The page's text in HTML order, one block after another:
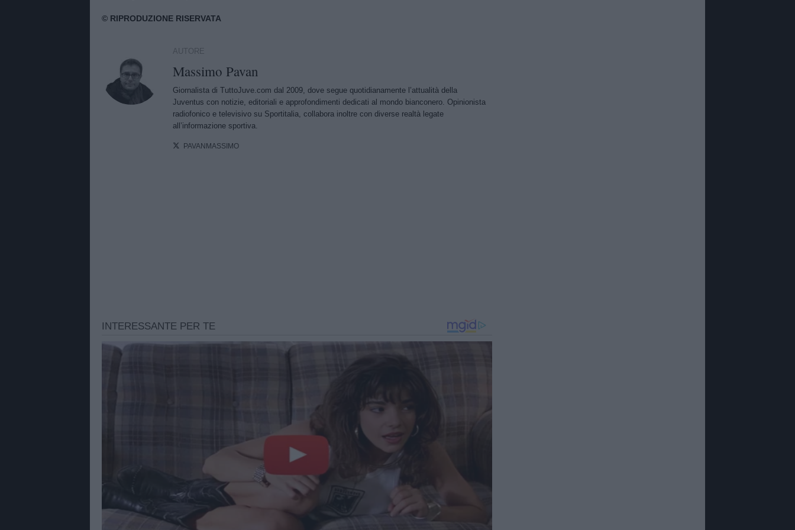
AUTORE
Massimo Pavan
Giornalista di TuttoJuve.com dal 2009, dove segue quotidianamente l’attualità della
Juventus con notizie, editoriali e approfondimenti dedicati al mondo bianconero. Opinionista
radiofonico e televisivo su Sportitalia, collabora inoltre con diverse realtà legate
all’informazione sportiva.
PAVANMASSIMO